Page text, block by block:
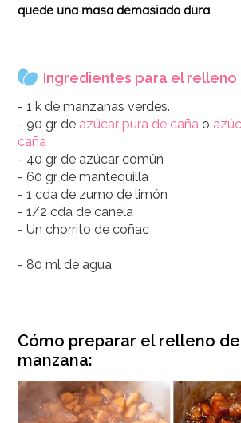
quede una masa demasiado dura
Ingredientes para el relleno
- 1 k de manzanas verdes.
- 90 gr de azúcar pura de caña o
caña
- 40 gr de azúcar común
- 60 gr de mantequilla
- 1 cda de zumo de limón
- 1/2 cda de canela
- Un chorrito de coñac
- 80 ml de agua
Cómo preparar el relleno
manzana: